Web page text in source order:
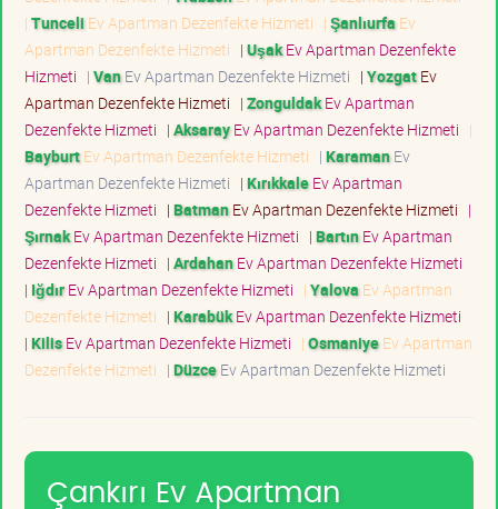
| Tunceli Ev Apartman Dezenfekte Hizmeti | Şanlıurfa Ev
Apartman Dezenfekte Hizmeti | UşakEv Apartman Dezenfekte
Hizmeti | VanEv Apartman Dezenfekte Hizmeti | YozgatEv
Apartman Dezenfekte Hizmeti | ZonguldakEv Apartman
Dezenfekte Hizmeti | AksarayEv Apartman Dezenfekte Hizmeti |
BayburtEv Apartman Dezenfekte Hizmeti | KaramanEv
Apartman Dezenfekte Hizmeti | KırıkkaleEv Apartman
Dezenfekte Hizmeti | BatmanEv Apartman Dezenfekte Hizmeti |
ŞırnakEv Apartman Dezenfekte Hizmeti | BartınEv Apartman
Dezenfekte Hizmeti | ArdahanEv Apartman Dezenfekte Hizmeti
| IğdırEv Apartman Dezenfekte Hizmeti | Yalova Ev Apartman
Dezenfekte Hizmeti | KarabükEv Apartman Dezenfekte Hizmeti
| KilisEv Apartman Dezenfekte Hizmeti | OsmaniyeEv Apartman
Dezenfekte Hizmeti | DüzceEv Apartman Dezenfekte Hizmeti
Çankırı Ev Apartman